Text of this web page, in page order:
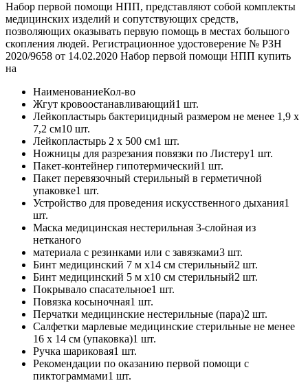
Набор первой помощи НПП, представляют собой комплекты
медицинских изделий и сопутствующих средств,
позволяющих оказывать первую помощь в местах большого
скопления людей. Регистрационное удостоверение № РЗН
2020/9658 от 14.02.2020 Набор первой помощи НПП купить
на
НаименованиеКол-во
Жгут кровоостанавливающий1 шт.
Лейкопластырь бактерицидный размером не менее 1,9 х
7,2 см10 шт.
Лейкопластырь 2 х 500 см1 шт.
Ножницы для разрезания повязки по Листеру1 шт.
Пакет-контейнер гипотермический1 шт.
Пакет перевязочный стерильный в герметичной
упаковке1 шт.
Устройство для проведения искусственного дыхания1
шт.
Маска медицинская нестерильная 3-слойная из
нетканого
материала с резинками или с завязками3 шт.
Бинт медицинский 7 м х14 см стерильный2 шт.
Бинт медицинский 5 м х10 см стерильный2 шт.
Покрывало спасательное1 шт.
Повязка косыночная1 шт.
Перчатки медицинские нестерильные (пара)2 шт.
Салфетки марлевые медицинские стерильные не менее
16 х 14 см (упаковка)1 шт.
Ручка шариковая1 шт.
Рекомендации по оказанию первой помощи с
пиктограммами1 шт.